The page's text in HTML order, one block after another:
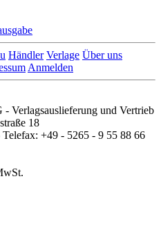
Händler Verlage Über uns
Anmelden
Verlagsauslieferung und Vertrieb
18
+49 - 5265 - 9 55 88 66